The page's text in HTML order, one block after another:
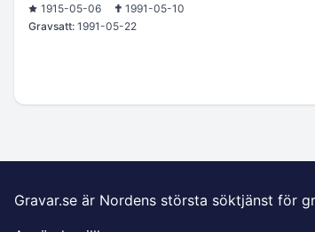
1915-05-06
1991-05-10
Gravsatt: 1991-05-22
Gravar.se är Nordens största söktjänst för